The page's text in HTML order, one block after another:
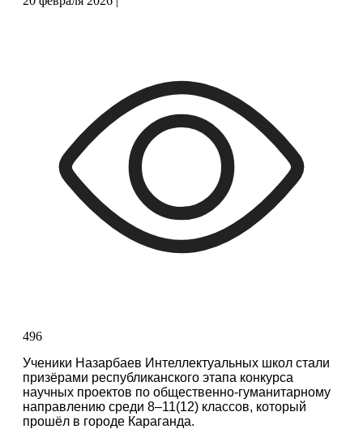
496
Ученики Назарбаев Интеллектуальных школ стали
призёрами республиканского этапа конкурса
научных проектов по общественно-гуманитарному
направлению среди 8–11(12) классов, который
прошёл в городе Караганда.